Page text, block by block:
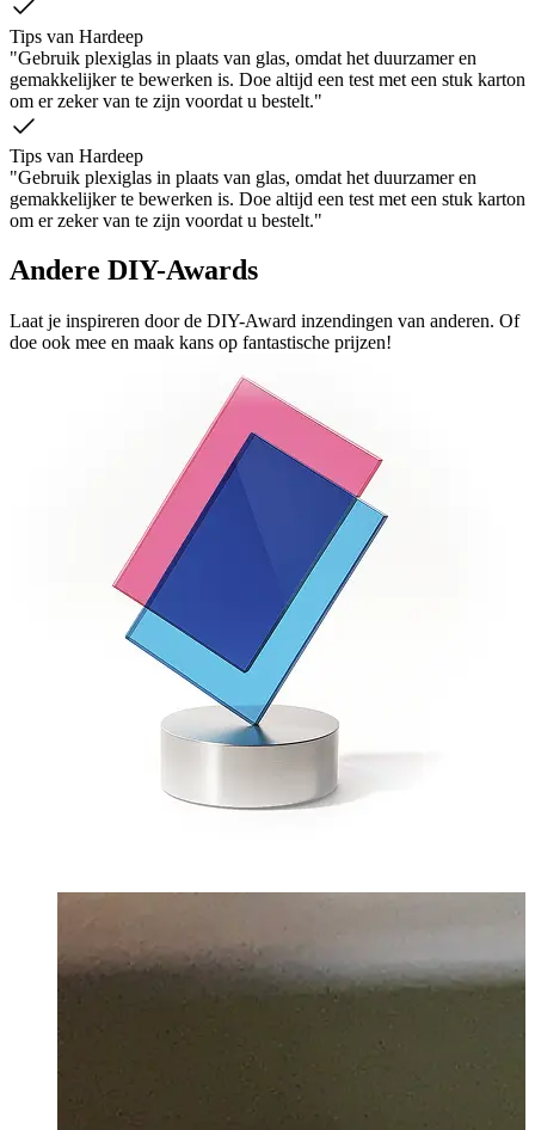
Tips van Hardeep
"Gebruik plexiglas in plaats van glas, omdat het duurzamer en
gemakkelijker te bewerken is. Doe altijd een test met een stuk karton
om er zeker van te zijn voordat u bestelt."
Tips van Hardeep
"Gebruik plexiglas in plaats van glas, omdat het duurzamer en
gemakkelijker te bewerken is. Doe altijd een test met een stuk karton
om er zeker van te zijn voordat u bestelt."
Andere DIY-Awards
Laat je inspireren door de DIY-Award inzendingen van anderen. Of
doe ook mee en maak kans op fantastische prijzen!